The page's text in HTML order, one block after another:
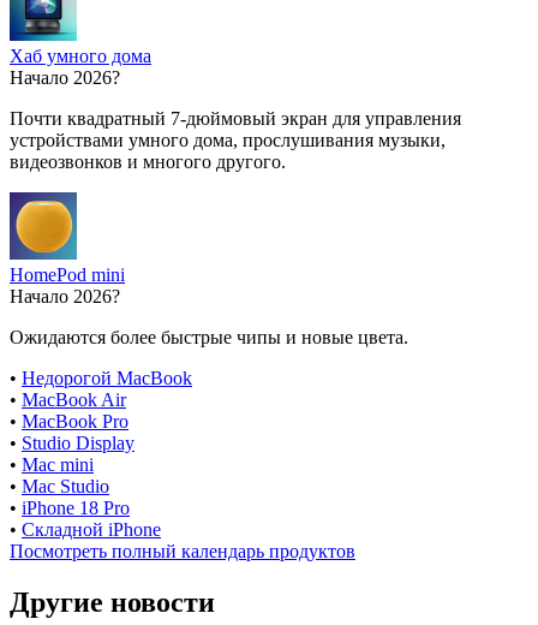
Хаб умного дома
Начало 2026?
Почти квадратный 7-дюймовый экран для управления
устройствами умного дома, прослушивания музыки,
видеозвонков и многого другого.
HomePod mini
Начало 2026?
Ожидаются более быстрые чипы и новые цвета.
• Недорогой MacBook
• MacBook Air
• MacBook Pro
• Studio Display
• Mac mini
• Mac Studio
• iPhone 18 Pro
• Складной iPhone
Посмотреть полный календарь продуктов
Другие новости